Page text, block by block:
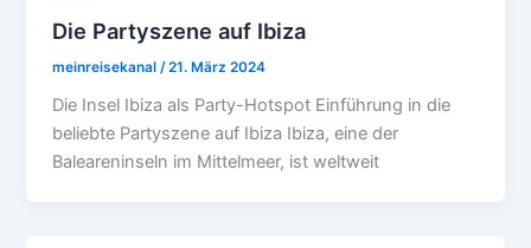
Die Partyszene auf Ibiza
meinreisekanal /21. März 2024
Die Insel Ibiza als Party-Hotspot Einführung in die
beliebte Partyszene auf Ibiza Ibiza, eine der
Baleareninseln im Mittelmeer, ist weltweit